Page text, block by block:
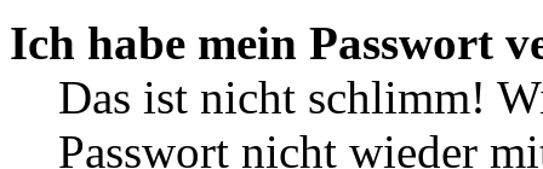
Ich habe mein Passwort
Das ist nicht schlimm!
Passwort nicht wieder